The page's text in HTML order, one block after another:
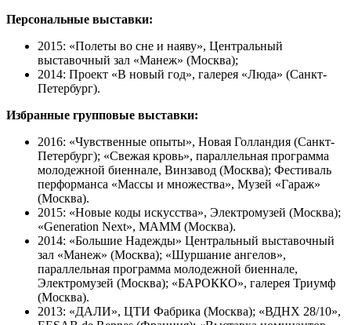
Персональные выставки:
2015: «Полеты во сне и наяву», Центральный
выставочный зал «Манеж» (Москва);
2014: Проект «В новый год», галерея «Люда» (Санкт-
Петербург).
Избранные групповые выставки:
2016: «Чувственные опыты», Новая Голландия (Санкт-
Петербург); «Свежая кровь», параллельная программа
молодежной биеннале, Винзавод (Москва); Фестиваль
перформанса «Массы и множества», Музей «Гараж»
(Москва).
2015: «Новые коды искусства», Электромузей (Москва);
«Generation Next», МАММ (Москва).
2014: «Большие Надежды» Центральный выставочный
зал «Манеж» (Москва); «Шуршание ангелов»,
параллельная программа молодежной биеннале,
Электромузей (Москва); «БАРОККО», галерея Триумф
(Москва).
2013: «ДАЛИ», ЦТИ Фабрика (Москва); «ВДНХ 28/10»,